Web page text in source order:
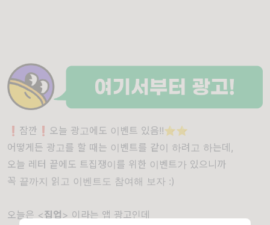
❗️잠깐❗️오늘 광고에도 이벤트 있음!!⭐️⭐️
어떻게든 광고를 할 때는 이벤트를 같이 하려고 하는데,
오늘 레터 끝에도 트집쟁이를 위한 이벤트가 있으니까
꼭 끝까지 읽고 이벤트도 참여해 보자 :)
오늘은 <집업 > 이라는 앱 광고인데